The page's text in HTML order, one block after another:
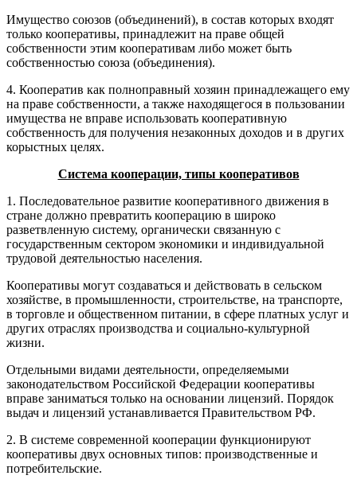
Имущество союзов (объединений), в состав которых входят
только кооперативы, принадлежит на праве общей
собственности этим кооперативам либо может быть
собственностью союза (объединения).
4. Кооператив как полноправный хозяин принадлежащего ему
на праве собственности, а также находящегося в пользовании
имущества не вправе использовать кооперативную
собственность для получения незаконных доходов и в других
корыстных целях.
Система кооперации, типы кооперативов
1. Последовательное развитие кооперативного движения в
стране должно превратить кооперацию в широко
разветвленную систему, органически связанную с
государственным сектором экономики и индивидуальной
трудовой деятельностью населения.
Кооперативы могут создаваться и действовать в сельском
хозяйстве, в промышленности, строительстве, на транспорте,
в торговле и общественном питании, в сфере платных услуг и
других отраслях производства и социально-культурной
жизни.
Отдельными видами деятельности, определяемыми
законодательством Российской Федерации кооперативы
вправе заниматься только на основании лицензий. Порядок
выдач и лицензий устанавливается Правительством РФ.
2. В системе современной кооперации функционируют
кооперативы двух основных типов: производственные и
потребительские.